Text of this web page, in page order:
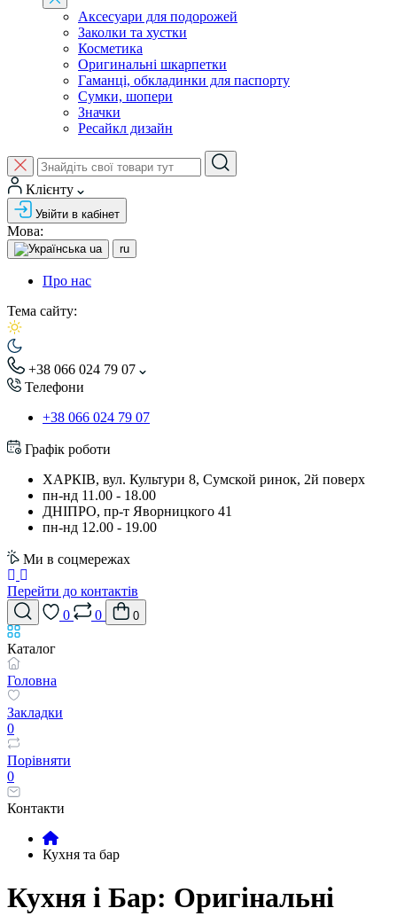
Аксесуари для подорожей
Заколки та хустки
Косметика
Оригинальні шкарпетки
Гаманці, обкладинки для паспорту
Сумки, шопери
Значки
Ресайкл дизайн
Клієнту
Увійти в кабінет
Мова:
ua ru
Про нас
Тема сайту:
+38 066 024 79 07
Телефони
+38 066 024 79 07
Графік роботи
ХАРКІВ, вул. Культури 8, Сумской ринок, 2й поверх
пн-нд 11.00 - 18.00
ДНІПРО, пр-т Яворницкого 41
пн-нд 12.00 - 19.00
Ми в соцмережах
Перейти до контактів
0
0 0
Каталог
Головна
Закладки
0
Порівняти
0
Контакти
Кухня та бар
Кухня і Бар: Оригінальні